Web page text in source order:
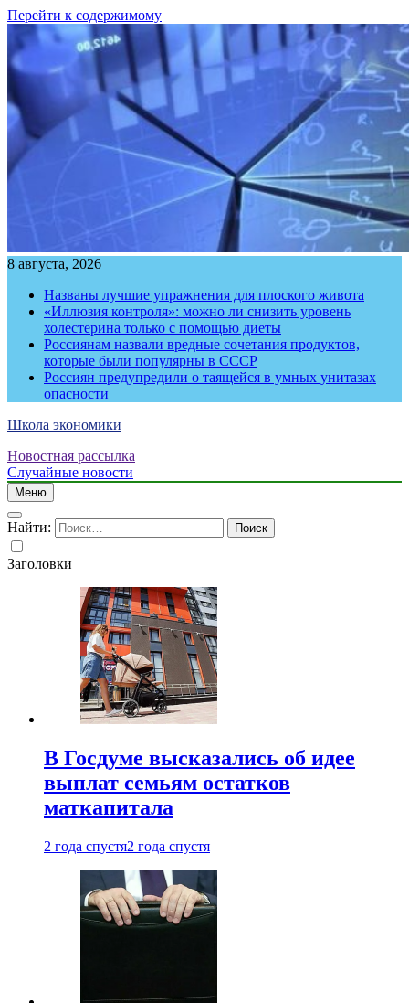
Перейти к содержимому
8 августа, 2026
Названы лучшие упражнения для плоского живота
«Иллюзия контроля»: можно ли снизить уровень
холестерина только с помощью диеты
Россиянам назвали вредные сочетания продуктов,
которые были популярны в СССР
Россиян предупредили о таящейся в умных унитазах
опасности
Школа экономики
Новостная рассылка
Случайные новости
Меню
Найти:
Заголовки
В Госдуме высказались об идее
выплат семьям остатков
маткапитала
2 года спустя2 года спустя